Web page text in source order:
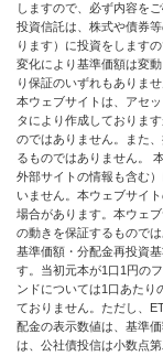
しますので、必ず内容を
投資信託は、株式や債券
ります）に投資をします
変化により基準価額は変
り保証のいずれもありませ
本ウェブサイトは、アセ
タにより作成しておりま
のではありません。また
るものではありません。
外部サイトの情報も含む
いません。本ウェブサイ
場合があります。本ウェ
の動きを保証するものでは
基準価額・分配金再投資
す。当初元本が1口1円の
ンドについては1口あたり
ておりません。ただし、
配金の表示数値は、基準
は、公社債投信は小数点